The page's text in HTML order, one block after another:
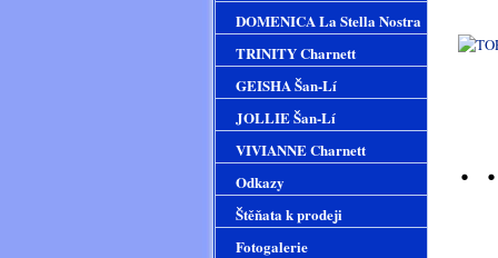
. .
DOMENICA La Stella Nostra
TRINITY Charnett
GEISHA Šan-Lí
JOLLIE Šan-Lí
VIVIANNE Charnett
Odkazy
Štěňata k prodeji
Fotogalerie